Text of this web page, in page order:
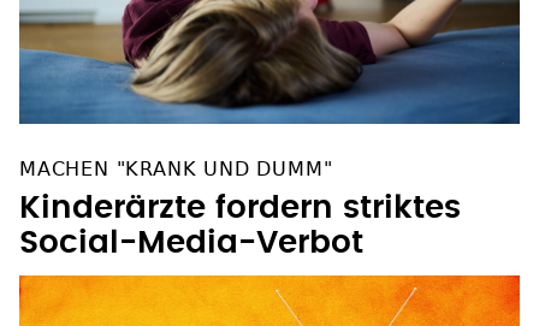
MACHEN "KRANK UND DUMM"
Kinderärzte fordern striktes
Social-Media-Verbot